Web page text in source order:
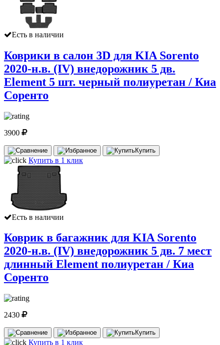
Есть в наличии
Коврики в салон 3D для KIA Sorento
2020-н.в. (IV) внедорожник 5 дв.
Element 5 шт. черный полиуретан / Киа
Соренто
3900
Купить
Купить в 1 клик
Есть в наличии
Коврик в багажник для KIA Sorento
2020-н.в. (IV) внедорожник 5 дв. 7 мест
длинный Element полиуретан / Киа
Соренто
2430
Купить
Купить в 1 клик